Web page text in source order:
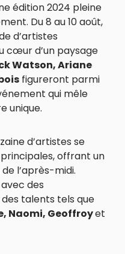
édition 2024 pleine
Du 8 au 10 août,
d’artistes
cœur d’un paysage
Watson, Ariane
figureront parmi
qui mêle
unique.
d’artistes se
offrant un
l’après-midi.
des
talents tels que
Naomi, Geoffroyet